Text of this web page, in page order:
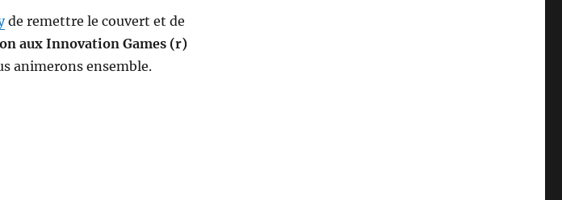
de remettre le couvert et de
aux Innovation Games (r)
animerons ensemble.